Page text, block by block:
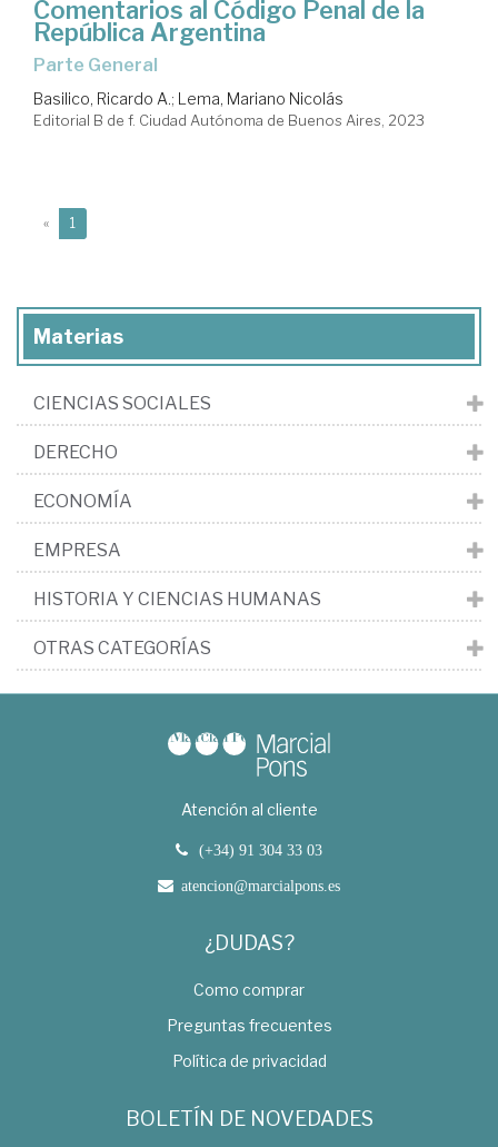
Comentarios al Código Penal de la
República Argentina
Parte General
Basilico, Ricardo A.; Lema, Mariano Nicolás
Editorial B de f. Ciudad Autónoma de Buenos Aires, 2023
« 1
Materias
CIENCIAS SOCIALES
DERECHO
ECONOMÍA
EMPRESA
HISTORIA Y CIENCIAS HUMANAS
OTRAS CATEGORÍAS
Atención al cliente
(+34) 91 304 33 03
atencion@marcialpons.es
¿DUDAS?
Como comprar
Preguntas frecuentes
Política de privacidad
BOLETÍN DE NOVEDADES